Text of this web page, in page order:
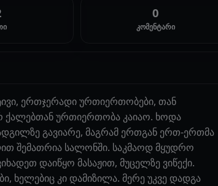
0
კომენტარი
ერთჯერადი ურთიერთობები, თან
ქალებთან ურთიერთობა კაიაო. ხოდა
გავიარე, მაგრამ ერთგან ერთ-ერთმა
შემათრია სალონში. საკმაოდ მყუდრო
დაიწყო მასაჟით, მუცელზე ვიწექი.
ხელებიც კი დამიზილა. მერე უკვე დადგა